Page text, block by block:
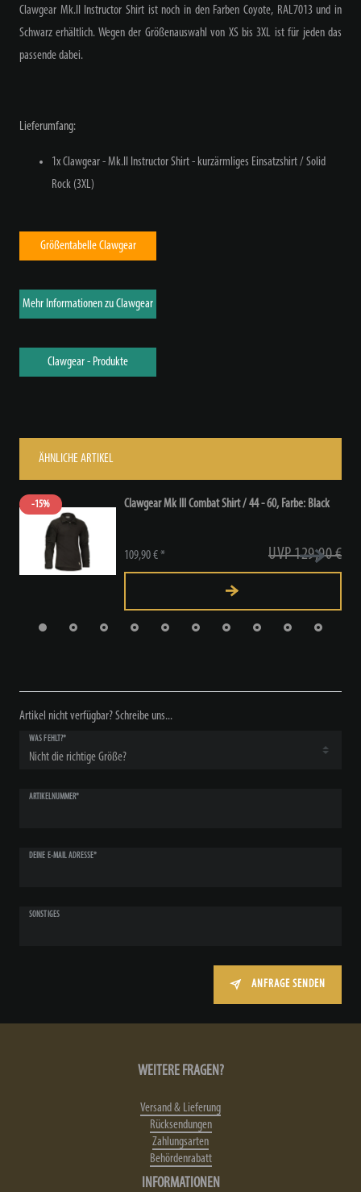
Clawgear Mk.II Instructor Shirt ist noch in den Farben Coyote, RAL7013 und in
Schwarz erhältlich. Wegen der Größenauswahl von XS bis 3XL ist für jeden das
passende dabei.
Lieferumfang:
1x Clawgear - Mk.II Instructor Shirt - kurzärmliges Einsatzshirt / Solid
Rock (3XL)
Größentabelle Clawgear
Mehr Informationen zu Clawgear
Clawgear - Produkte
ÄHNLICHE ARTIKEL
-15% Clawgear Mk III Combat Shirt / 44 - 60, Farbe: Black
UVP 129,90 €
109,90 € *
Artikel nicht verfügbar? Schreibe uns...
WAS FEHLT?*
ARTIKELNUMMER*
DEINE E-MAIL ADRESSE*
SONSTIGES
ANFRAGE SENDEN
WEITERE FRAGEN?
Versand & Lieferung
Rücksendungen
Zahlungsarten
Behördenrabatt
INFORMATIONEN